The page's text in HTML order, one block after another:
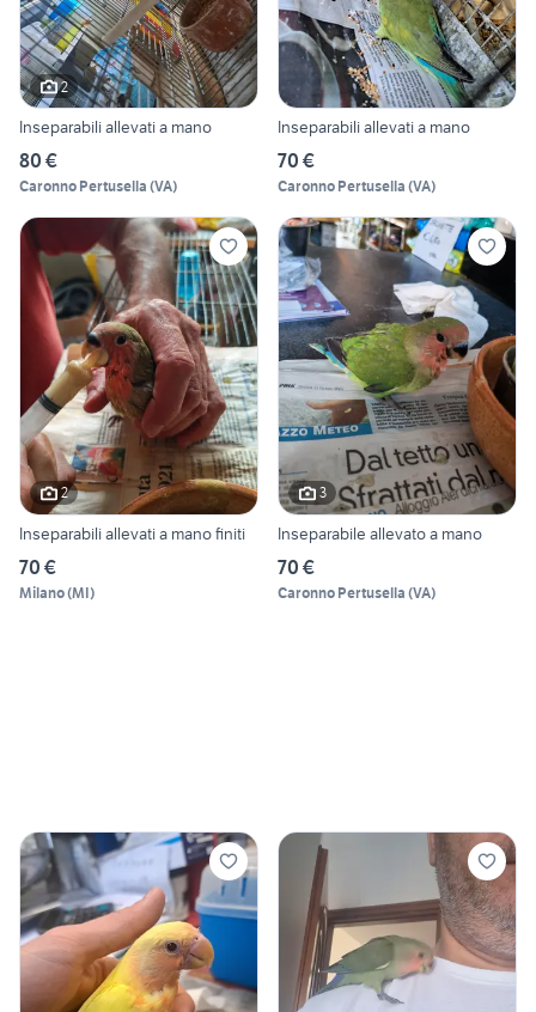
2
Inseparabili allevati a mano
80 €
Caronno Pertusella (VA)
Inseparabili allevati a mano
70 €
Caronno Pertusella (VA)
2
Inseparabili allevati a mano finiti
70 €
Milano(MI)
3
Inseparabile allevato a mano
70 €
Caronno Pertusella (VA)